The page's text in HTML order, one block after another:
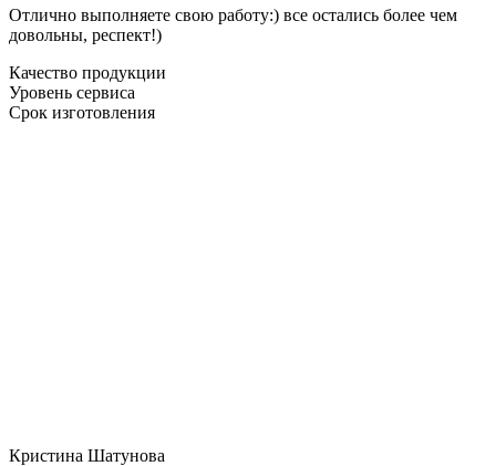
Отлично выполняете свою работу:) все остались более чем
довольны, респект!)
Качество продукции
Уровень сервиса
Срок изготовления
Кристина Шатунова